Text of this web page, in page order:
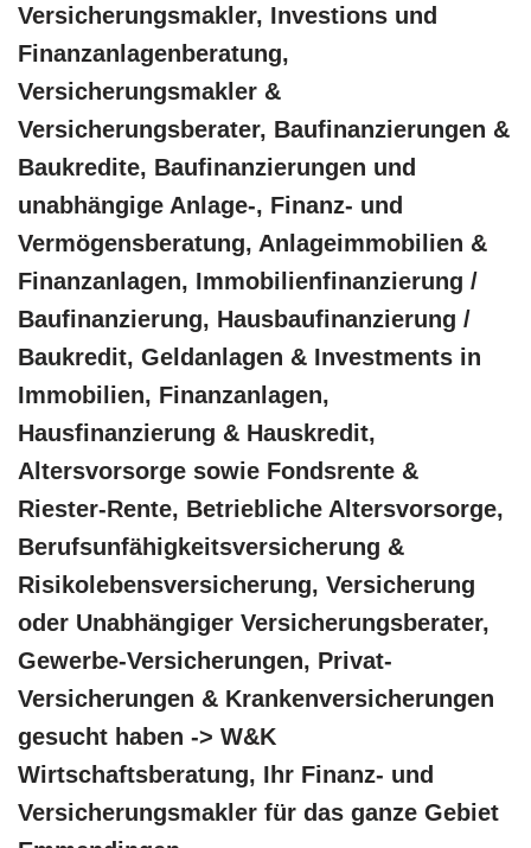
Versicherungsmakler, Investions und
Finanzanlagenberatung,
Versicherungsmakler &
Versicherungsberater, Baufinanzierungen &
Baukredite, Baufinanzierungen und
unabhängige Anlage-, Finanz- und
Vermögensberatung, Anlageimmobilien &
Finanzanlagen, Immobilienfinanzierung /
Baufinanzierung, Hausbaufinanzierung /
Baukredit, Geldanlagen & Investments in
Immobilien, Finanzanlagen,
Hausfinanzierung & Hauskredit,
Altersvorsorge sowie Fondsrente &
Riester-Rente, Betriebliche Altersvorsorge,
Berufsunfähigkeitsversicherung &
Risikolebensversicherung, Versicherung
oder Unabhängiger Versicherungsberater,
Gewerbe-Versicherungen, Privat-
Versicherungen & Krankenversicherungen
gesucht haben -> W&K
Wirtschaftsberatung, Ihr Finanz- und
Versicherungsmakler für das ganze Gebiet